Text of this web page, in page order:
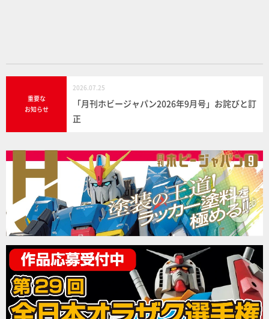
重要な
お知らせ
2026.07.25
「月刊ホビージャパン2026年9月号」お詫びと訂
正